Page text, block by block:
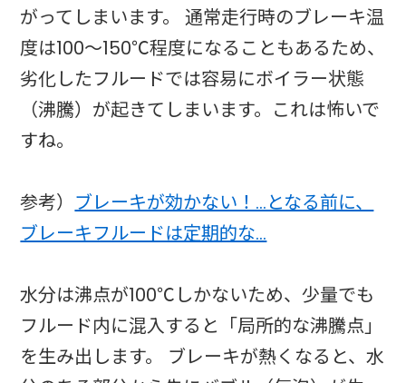
がってしまいます。 通常走行時のブレーキ温
度は100〜150℃程度になることもあるため、
劣化したフルードでは容易にボイラー状態
（沸騰）が起きてしまいます。これは怖いで
すね。
参考） ブレーキが効かない！…となる前に、
ブレーキフルードは定期的な…
水分は沸点が100℃しかないため、少量でも
フルード内に混入すると「局所的な沸騰点」
を生み出します。 ブレーキが熱くなると、水